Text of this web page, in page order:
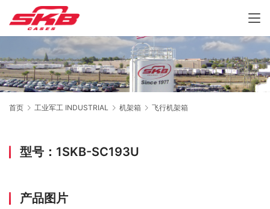
首页 工业军工 INDUSTRIAL 机架箱 飞行机架箱
型号：1SKB-SC193U
产品图片